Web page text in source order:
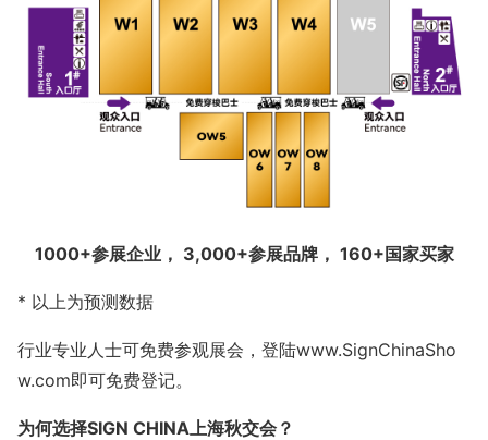
1000+参展企业， 3,000+参展品牌， 160+国家买家
* 以上为预测数据
行业专业人士可免费参观展会，登陆www.SignChinaSho
w.com即可免费登记。
为何选择SIGN CHINA上海秋交会？